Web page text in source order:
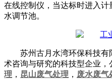
在线控制仪，当达标时进入
水调节池。
苏州古月水湾环保科技有
术咨询与研究的科技型企业，
理 ， 昆山废气处理 ， 废水废气